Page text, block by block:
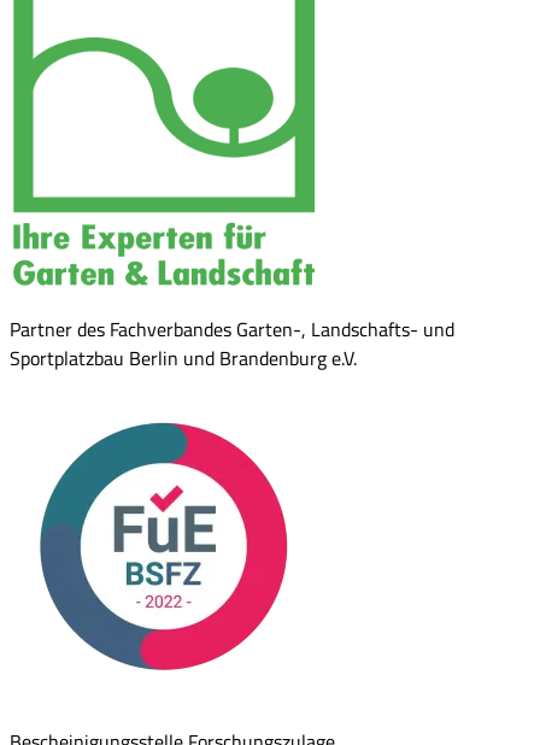
Partner des Fachverbandes Garten-, Landschafts- und
Sportplatzbau Berlin und Brandenburg e.V.